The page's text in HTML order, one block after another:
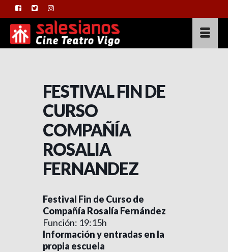
FESTIVAL FIN DE
CURSO
COMPAÑÍA
ROSALIA
FERNANDEZ
Festival Fin de Curso de
Compañía Rosalía Fernández
Función: 19:15h
Información y entradas en la
propia escuela